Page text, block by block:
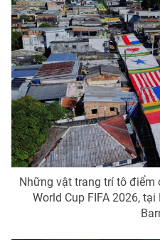
Những vật trang trí tô điểm
World Cup FIFA 2026,